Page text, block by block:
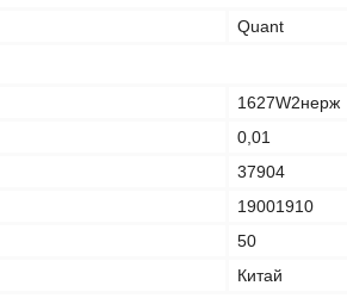
Quant
1627W2нерж
0,01
37904
19001910
50
Китай